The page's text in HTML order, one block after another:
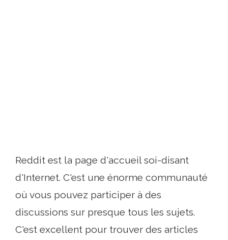
Reddit est la page d'accueil soi-disant
d'Internet. C'est une énorme communauté
où vous pouvez participer à des
discussions sur presque tous les sujets.
C'est excellent pour trouver des articles